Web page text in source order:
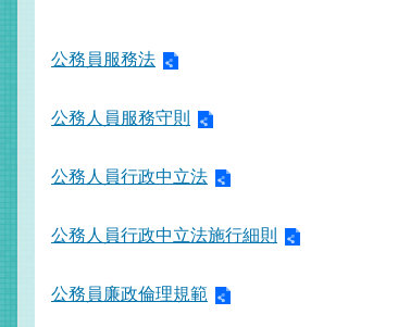
公務員服務法
公務人員服務守則
公務人員行政中立法
公務人員行政中立法施行細則
公務員廉政倫理規範